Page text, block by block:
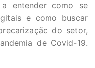
entender como se
e como buscar
do setor,
de Covid-19.